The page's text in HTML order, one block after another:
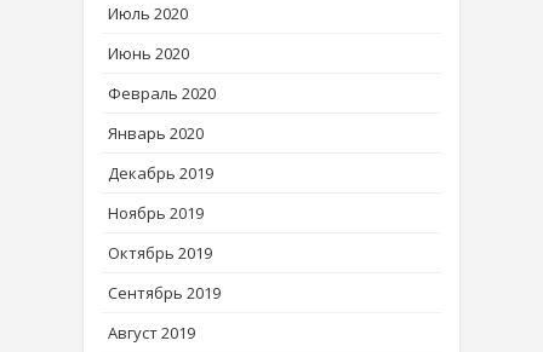
Июль 2020
Июнь 2020
Февраль 2020
Январь 2020
Декабрь 2019
Ноябрь 2019
Октябрь 2019
Сентябрь 2019
Август 2019